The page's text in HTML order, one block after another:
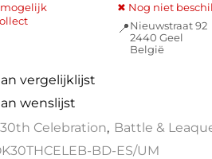
✖ Nog niet
📍Nieuwstraat 92
2440 Geel
België
vergelijklijst
wenslijst
30th Celebration, Battle &
BD-ES/UM